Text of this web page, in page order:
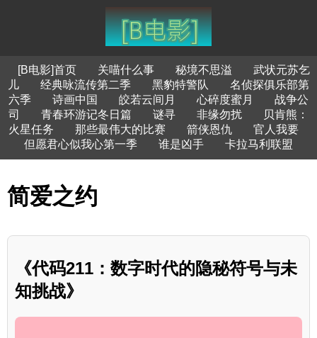
[B电影]首页 关喵什么事 秘境不思溢
武状元苏乞
儿
经典咏流传第二季 黑豹特警队
名侦探俱乐部第
六季
诗画中国 皎若云间月 心碎度蜜月
战争公
司
青春环游记冬日篇 谜寻 非缘勿扰
贝肯熊：
火星任务
那些最伟大的比赛 箭侠恩仇
官人我要
但愿君心似我心第一季
谁是凶手 卡拉马利联盟
简爱之约
《代码211：数字时代的隐秘符号与未
知挑战》